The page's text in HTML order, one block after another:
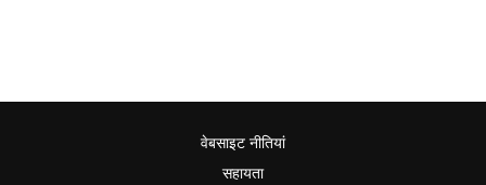
वेबसाइट नीतियां
सहायता